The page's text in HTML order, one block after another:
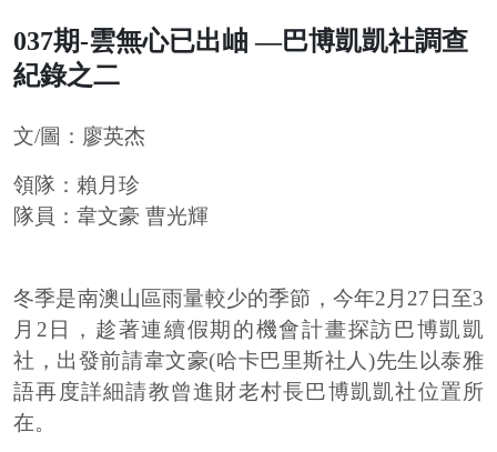
037期-雲無心已出岫 —巴博凱凱社調查
紀錄之二
文/圖：廖英杰
領隊：賴月珍
隊員：韋文豪 曹光輝
冬季是南澳山區雨量較少的季節，今年2月27日至3
月2日，趁著連續假期的機會計畫探訪巴博凱凱
社，出發前請韋文豪(哈卡巴里斯社人)先生以泰雅
語再度詳細請教曾進財老村長巴博凱凱社位置所
在。